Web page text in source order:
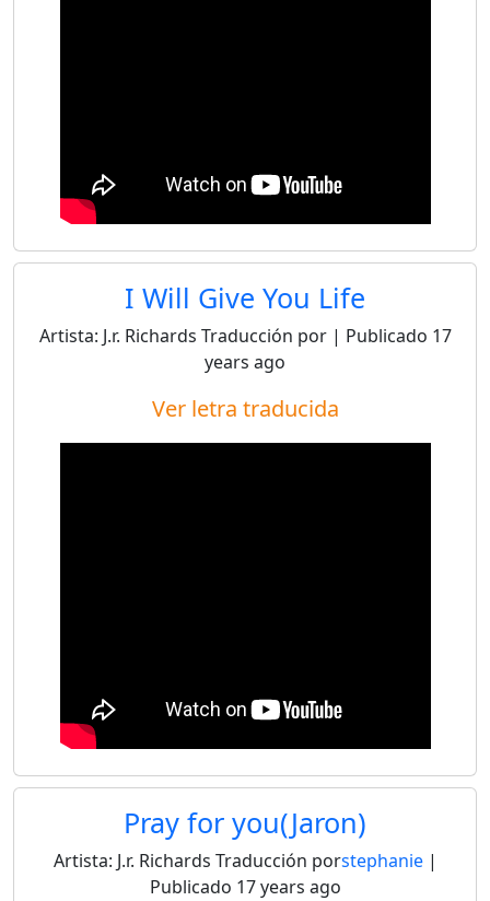
I Will Give You Life
Artista: J.r. Richards Traducción por | Publicado 17
years ago
Ver letra traducida
Pray for you(Jaron)
Artista: J.r. Richards Traducción porstephanie |
Publicado 17 years ago